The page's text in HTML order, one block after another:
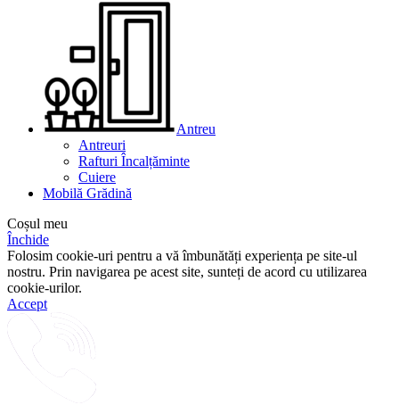
Antreu
Antreuri
Rafturi Încalțăminte
Cuiere
Mobilă Grădină
Coșul meu
Închide
Folosim cookie-uri pentru a vă îmbunătăți experiența pe site-ul
nostru. Prin navigarea pe acest site, sunteți de acord cu utilizarea
cookie-urilor.
Accept